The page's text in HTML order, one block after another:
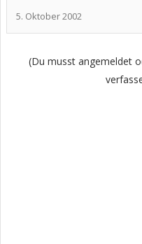
5. Oktober 2002
(Du musst angemeldet